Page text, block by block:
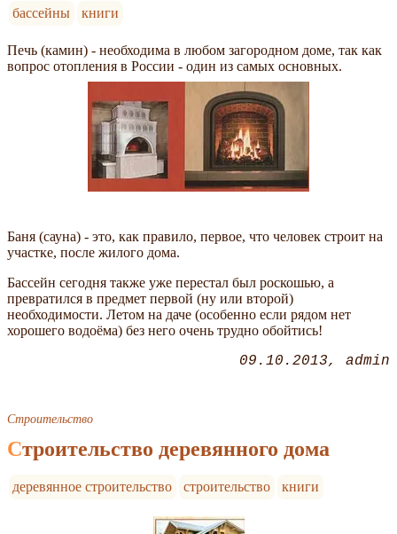
бассейны
книги
Печь (камин) - необходима в любом загородном доме, так как
вопрос отопления в России - один из самых основных.
Баня (сауна) - это, как правило, первое, что человек строит на
участке, после жилого дома.
Бассейн сегодня также уже перестал был роскошью, а
превратился в предмет первой (ну или второй)
необходимости. Летом на даче (особенно если рядом нет
хорошего водоёма) без него очень трудно обойтись!
09.10.2013 admin
Строительство
Строительство деревянного дома
деревянное строительство строительство книги